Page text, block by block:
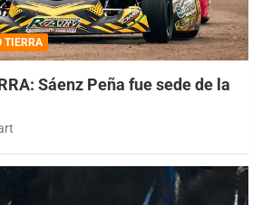
TIERRA
Sáenz Peña fue sede de la